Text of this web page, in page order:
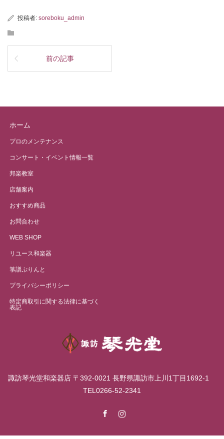
投稿者: soreboku_admin
前の記事
ホーム
プロのメンテナンス
コンサート・イベント情報一覧
邦楽教室
店舗案内
おすすめ商品
お問合わせ
WEB SHOP
リユース和楽器
箏譜ぷりんと
プライバシーポリシー
特定商取引に関する法律に基づく
表記
諏訪琴光堂和楽器店 〒392-0021 長野県諏訪市上川1丁目1692-1
TEL0266-52-2341